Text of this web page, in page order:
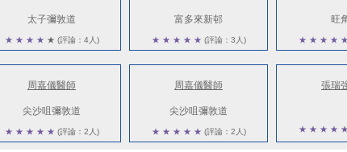
太子彌敦道
★ ★ ★ ★ ★ (評論：4人)
富多來新邨
★ ★ ★ ★ ★ (評論：3人)
旺
★ ★ ★ ★ ★
周嘉儀醫師
尖沙咀彌敦道
★ ★ ★ ★ ★ (評論：2人)
周嘉儀醫師
尖沙咀彌敦道
★ ★ ★ ★ ★ (評論：2人)
張瑞
★ ★ ★ ★ ★